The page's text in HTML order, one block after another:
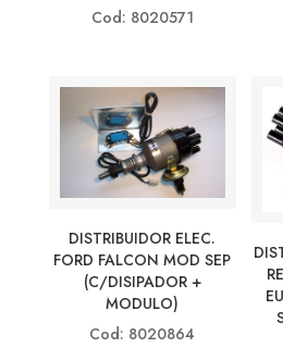
Cod: 8020571
DISTRIBUIDOR ELEC.
FORD FALCON MOD SEP
(C/DISIPADOR +
MODULO)
Cod: 8020864